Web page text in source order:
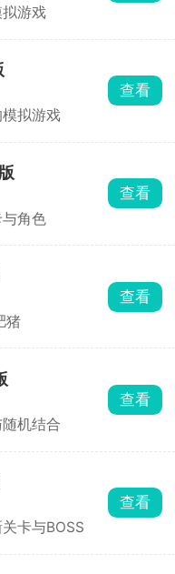
游戏
拟游戏
查看
角色
查看
猪
查看
机结合
查看
卡与BOSS
查看